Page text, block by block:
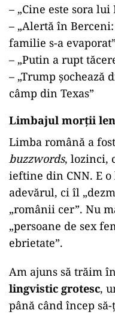
– „Cine este sora
– „Alertă în
familie s-a evaporat”
– „Putin a rupt
– „Trump șochează
câmp din Texas”
Limbajul morții
Limba română a
buzzwords, lozinci,
ieftine din CNN. E
adevărul, ci îl
„românii cer”. Nu
„persoane de sex
ebrietate”.
Am ajuns să trăim
lingvistic grotesc,
până când încep